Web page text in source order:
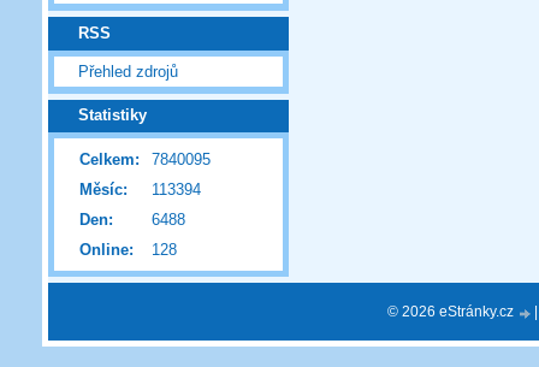
RSS
Přehled zdrojů
Statistiky
Online: 128
Celkem:
7840095
Měsíc:
113394
Den:
6488
© 2026 eStránky.cz